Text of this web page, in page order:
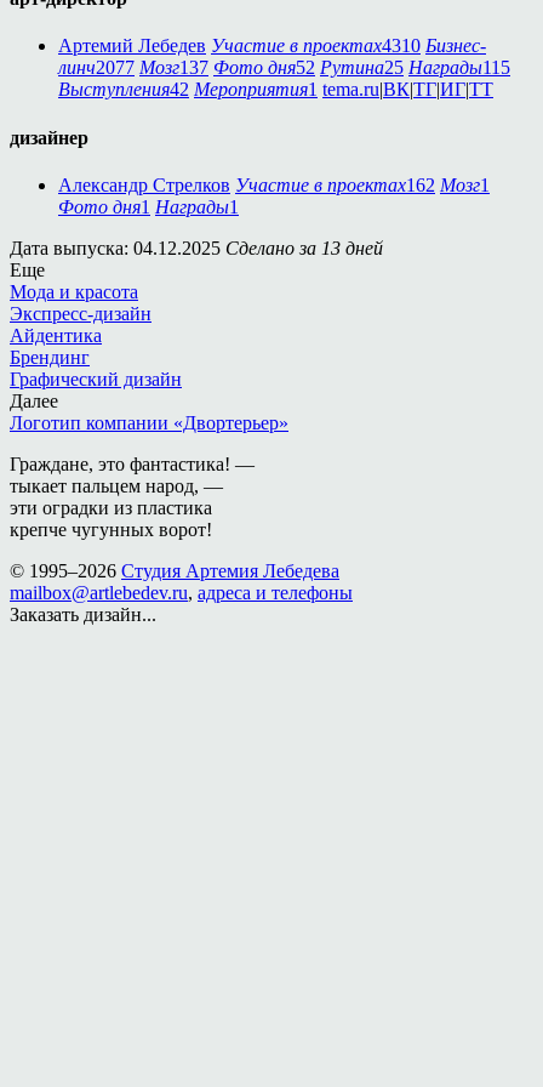
Артемий Лебедев Участие в проектах4310 Бизнес-
линч2077 Мозг137 Фото дня52 Рутина25 Награды115
Выступления42 Мероприятия1 tema.ru|ВК|ТГ|ИГ|ТТ
дизайнер
Александр Стрелков Участие в проектах162 Мозг1
Фото дня1 Награды1
Дата выпуска: 04.12.2025 Сделано за 13 дней
Еще
Мода и красота
Экспресс-дизайн
Айдентика
Брендинг
Графический дизайн
Далее
Логотип компании «Двортерьер»
Граждане, это фантастика! —
тыкает пальцем народ, —
эти оградки из пластика
крепче чугунных ворот!
© 1995–2026 Студия Артемия Лебедева
mailbox@artlebedev.ru, адреса и телефоны
Заказать дизайн...